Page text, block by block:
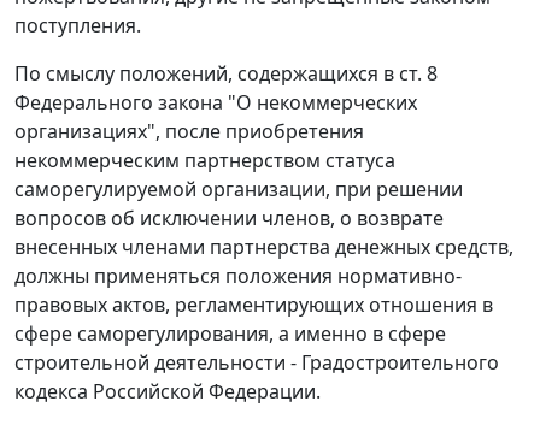
поступления.
По смыслу положений, содержащихся в ст. 8
Федерального закона "О некоммерческих
организациях", после приобретения
некоммерческим партнерством статуса
саморегулируемой организации, при решении
вопросов об исключении членов, о возврате
внесенных членами партнерства денежных средств,
должны применяться положения нормативно-
правовых актов, регламентирующих отношения в
сфере саморегулирования, а именно в сфере
строительной деятельности - Градостроительного
кодекса Российской Федерации.